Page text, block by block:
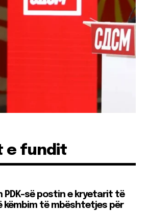
e fundit
PDK-së postin e kryetarit të
këmbim të mbështetjes për